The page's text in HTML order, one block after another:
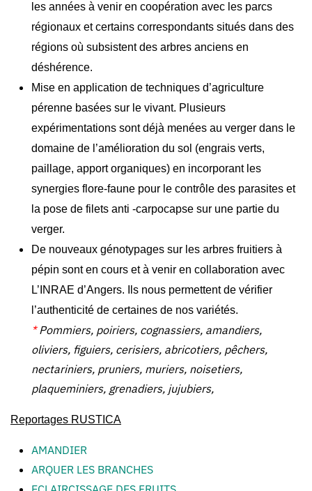
les années à venir en coopération avec les parcs
régionaux et certains correspondants situés dans des
régions où subsistent des arbres anciens en
déshérence.
Mise en application de techniques d’agriculture
pérenne basées sur le vivant. Plusieurs
expérimentations sont déjà menées au verger dans le
domaine de l’amélioration du sol (engrais verts,
paillage, apport organiques) en incorporant les
synergies flore-faune pour le contrôle des parasites et
la pose de filets anti -carpocapse sur une partie du
verger.
De nouveaux génotypages sur les arbres fruitiers à
pépin sont en cours et à venir en collaboration avec
L’INRAE d’Angers. Ils nous permettent de vérifier
l’authenticité de certaines de nos variétés.
*Pommiers, poiriers, cognassiers, amandiers,
oliviers, figuiers, cerisiers, abricotiers, pêchers,
nectariniers, pruniers, muriers, noisetiers,
plaqueminiers, grenadiers, jujubiers,
Reportages RUSTICA
AMANDIER
ARQUER LES BRANCHES